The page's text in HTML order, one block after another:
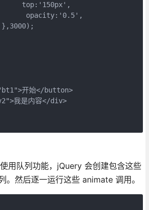
top:'150px',
opacity:'0.5',
开始</button>
我是内容</div>
用队列功能，jQuery 会创建包含这些
。然后逐一运行这些 animate 调用。